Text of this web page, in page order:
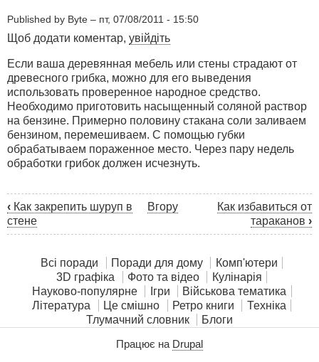
Published by Byte – пт, 07/08/2011 - 15:50
Щоб додати коментар, увійдіть
Если ваша деревянная мебель или стены страдают от
древесного грибка, можно для его выведения
использовать проверенное народное средство.
Необходимо приготовить насыщенный соляной раствор
на бензине. Примерно половину стакана соли заливаем
бензином, перемешиваем. С помощью губки
обрабатываем пораженное место. Через пару недель
обработки грибок должен исчезнуть.
Книжкові
перехресні
посилання
избавиться
‹ Как закрепить шуруп в
стене
Вгору
Как избавиться от
тараканов ›
Всі поради Поради для дому
Комп'ютери
3D графіка
Фото та відео
Кулінарія
Науково-популярне
Ігри
Військова тематика
Література
Це смішно Ретро книги
Техніка
Тлумачний словник
Блоги
Працює на Drupal